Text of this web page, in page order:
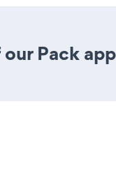
Pack